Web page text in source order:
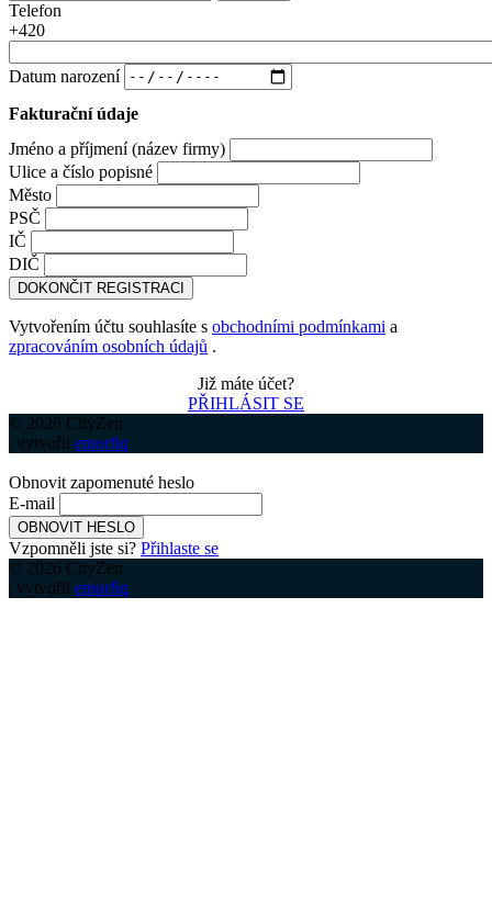
Telefon
+420
Datum narození
Fakturační údaje
Jméno a příjmení (název firmy)
Ulice a číslo popisné
Město
PSČ
IČ
DIČ
DOKONČIT REGISTRACI
Vytvořením účtu souhlasíte s obchodními podmínkami a
zpracováním osobních údajů .
Již máte účet?
PŘIHLÁSIT SE
© 2026 CityZen
| vytvořil emorfiq
Obnovit zapomenuté heslo
E-mail
OBNOVIT HESLO
Vzpomněli jste si? Přihlaste se
© 2026 CityZen
| vytvořil emorfiq